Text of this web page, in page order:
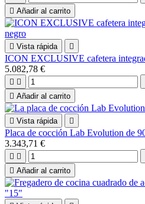
 Añadir al carrito
 Vista rápida 
ICON EXCLUSIVE cafetera
5.082,78 €
 
 Añadir al carrito
 Vista rápida 
Placa de cocción Lab Evolution de
3.343,71 €
 
 Añadir al carrito